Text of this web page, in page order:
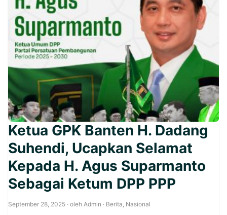
Ketua GPK Banten H. Dadang
Suhendi, Ucapkan Selamat
Kepada H. Agus Suparmanto
Sebagai Ketum DPP PPP
September 28, 2025 · oleh Admin · Berita, Nasional